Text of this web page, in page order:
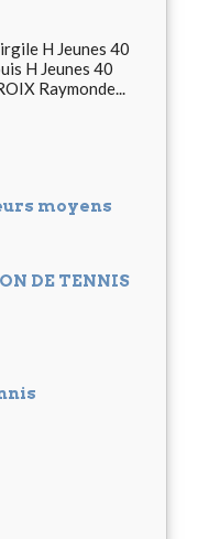
H Jeunes 40
H Jeunes 40
Raymonde...
moyens
DE TENNIS